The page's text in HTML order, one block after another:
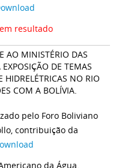
resultado
AO MINISTÉRIO DAS
DE TEMAS
HIDRELÉTRICAS NO RIO
COM A BOLÍVIA.
pelo Foro Boliviano
contribuição da
da Água,